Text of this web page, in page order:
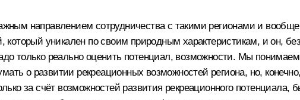
направлением сотрудничества с такими регионами и
который уникален по своим природным характеристикам, и он,
только реально оценить потенциал, возможности. Мы
о развитии рекреационных возможностей региона, но,
за счёт возможностей развития рекреационного потенциала,